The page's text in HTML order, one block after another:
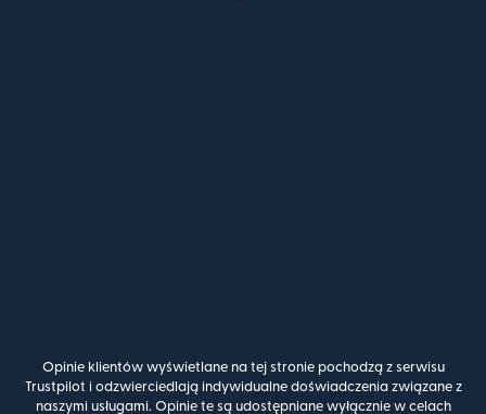
Opinie klientów wyświetlane na tej stronie pochodzą z serwisu
Trustpilot i odzwierciedlają indywidualne doświadczenia związane z
naszymi usługami. Opinie te są udostępniane wyłącznie w celach